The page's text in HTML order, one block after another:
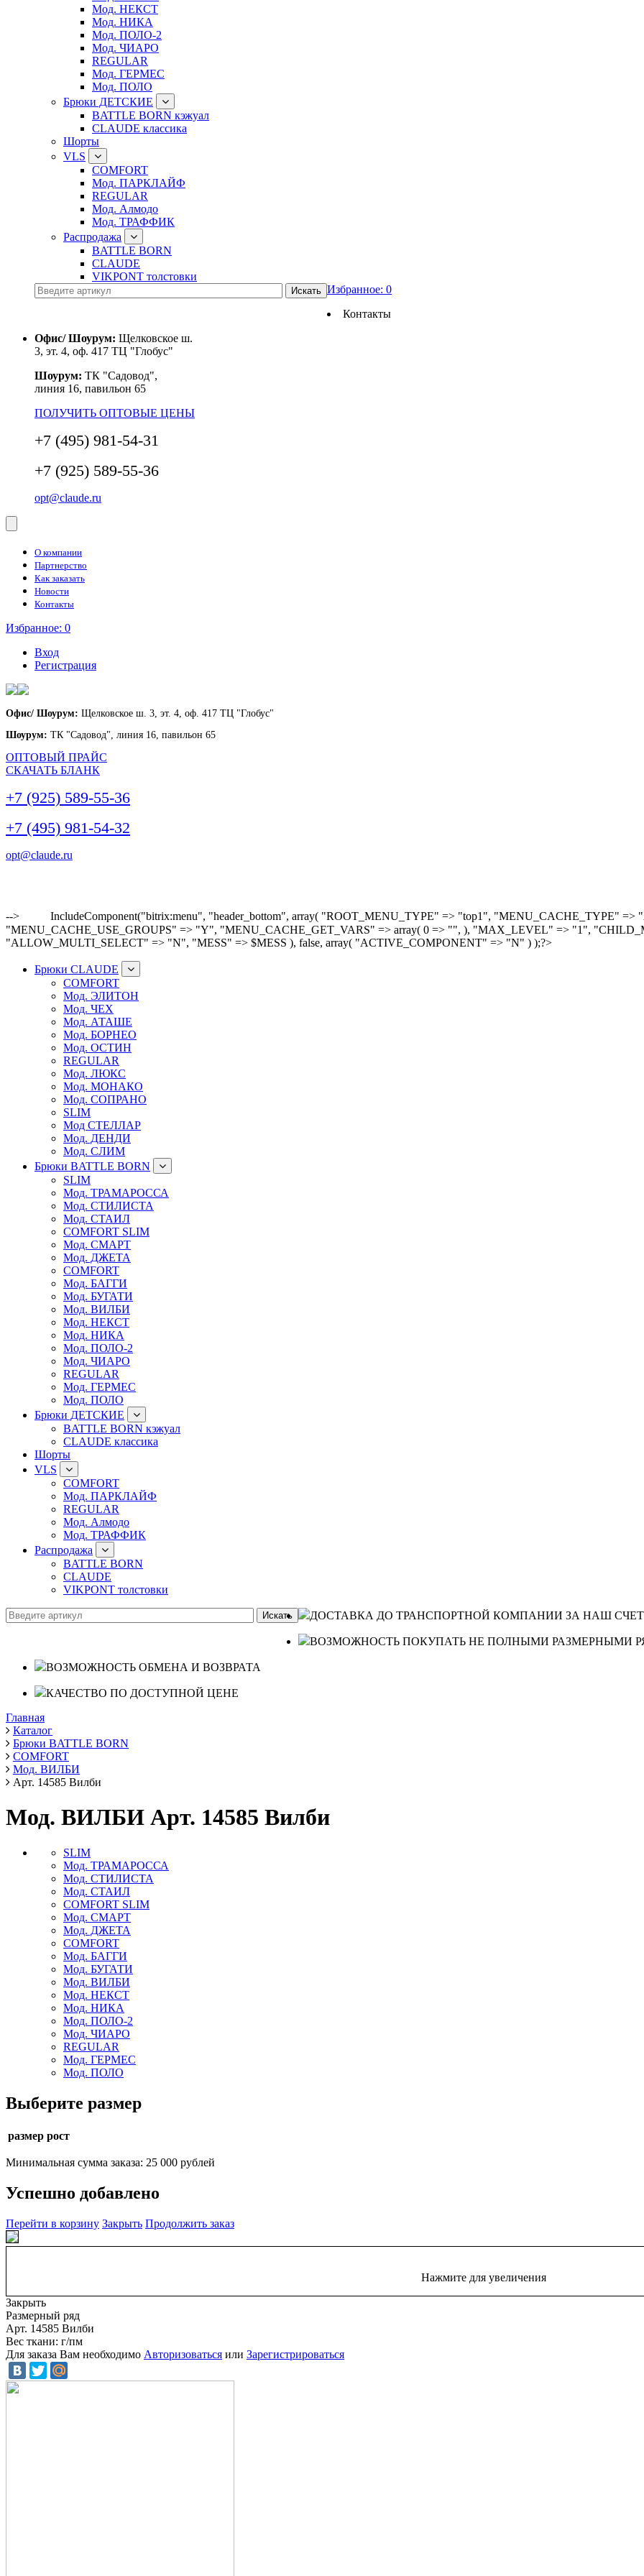
Мод. НЕКСТ
Мод. НИКА
Мод. ПОЛО-2
Мод. ЧИАРО
REGULAR
Мод. ГЕРМЕС
Мод. ПОЛО
Брюки ДЕТСКИЕ
BATTLE BORN кэжуал
CLAUDE классика
Шорты
VLS
COMFORT
Мод. ПАРКЛАЙФ
REGULAR
Мод. Алмодо
Мод. ТРАФФИК
Распродажа
BATTLE BORN
CLAUDE
VIKPONT толстовки
Избранное: 0
Контакты
Офис/ Шоурум: Щелковское ш.
3, эт. 4, оф. 417 ТЦ "Глобус"
Шоурум: ТК "Садовод",
линия 16, павильон 65
ПОЛУЧИТЬ ОПТОВЫЕ ЦЕНЫ
+7 (495) 981-54-31
+7 (925) 589-55-36
opt@claude.ru
О компании
Партнерство
Как заказать
Новости
Контакты
Избранное: 0
Вход
Регистрация
Офис/ Шоурум: Щелковское ш. 3, эт. 4, оф. 417 ТЦ "Глобус"
Шоурум: ТК "Садовод", линия 16, павильон 65
ОПТОВЫЙ ПРАЙС
СКАЧАТЬ БЛАНК
+7 (925) 589-55-36
+7 (495) 981-54-32
opt@claude.ru
-->
IncludeComponent("bitrix:menu", "header_bottom", array( "ROOT_MENU_TYPE" => "top1", "MENU_CACHE_TYPE"
"MENU_CACHE_USE_GROUPS" => "Y", "MENU_CACHE_GET_VARS" => array( 0 => "", ), "MAX_LEVEL" => "1",
"ALLOW_MULTI_SELECT" => "N", "MESS" => $MESS ), false, array( "ACTIVE_COMPONENT" => "N" ) );?>
Брюки CLAUDE
COMFORT
Мод. ЭЛИТОН
Мод. ЧЕХ
Мод. АТАШЕ
Мод. БОРНЕО
Мод. ОСТИН
REGULAR
Мод. ЛЮКС
Мод. МОНАКО
Мод. СОПРАНО
SLIM
Мод СТЕЛЛАР
Мод. ДЕНДИ
Мод. СЛИМ
Брюки BATTLE BORN
SLIM
Мод. ТРАМАРОССА
Мод. СТИЛИСТА
Мод. СТАИЛ
COMFORT SLIM
Мод. СМАРТ
Мод. ДЖЕТА
COMFORT
Мод. БАГГИ
Мод. БУГАТИ
Мод. ВИЛБИ
Мод. НЕКСТ
Мод. НИКА
Мод. ПОЛО-2
Мод. ЧИАРО
REGULAR
Мод. ГЕРМЕС
Мод. ПОЛО
Брюки ДЕТСКИЕ
BATTLE BORN кэжуал
CLAUDE классика
Шорты
VLS
COMFORT
Мод. ПАРКЛАЙФ
REGULAR
Мод. Алмодо
Мод. ТРАФФИК
Распродажа
BATTLE BORN
CLAUDE
VIKPONT толстовки
ДОСТАВКА ДО ТРАНСПОРТНОЙ КОМПАНИИ ЗА НАШ СЧЕТ
ВОЗМОЖНОСТЬ ПОКУПАТЬ НЕ ПОЛНЫМИ РАЗМЕРНЫМИ
ВОЗМОЖНОСТЬ ОБМЕНА И ВОЗВРАТА
КАЧЕСТВО ПО ДОСТУПНОЙ ЦЕНЕ
Главная
Каталог
Брюки BATTLE BORN
COMFORT
Мод. ВИЛБИ
Арт. 14585 Вилби
Мод. ВИЛБИ Арт. 14585 Вилби
SLIM
Мод. ТРАМАРОССА
Мод. СТИЛИСТА
Мод. СТАИЛ
COMFORT SLIM
Мод. СМАРТ
Мод. ДЖЕТА
COMFORT
Мод. БАГГИ
Мод. БУГАТИ
Мод. ВИЛБИ
Мод. НЕКСТ
Мод. НИКА
Мод. ПОЛО-2
Мод. ЧИАРО
REGULAR
Мод. ГЕРМЕС
Мод. ПОЛО
Выберите размер
размер рост
Минимальная сумма заказа: 25 000 рублей
Успешно добавлено
Перейти в корзину Закрыть Продолжить заказ
Нажмите для увеличения
Закрыть
Размерный ряд
Арт. 14585 Вилби
Вес ткани: г/пм
Для заказа Вам необходимо Авторизоваться или Зарегистрироваться